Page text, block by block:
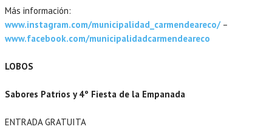
Más información:
www.instagram.com/municipalidad_carmendeareco/–
www.facebook.com/municipalidadcarmendeareco
LOBOS
Sabores Patrios y 4º Fiesta de la Empanada
ENTRADA GRATUITA